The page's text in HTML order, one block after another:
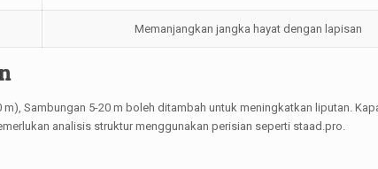
Memanjangkan jangka hayat dengan lapisan
Sambungan 5-20 m boleh ditambah untuk meningkatkan liputan.
analisis struktur menggunakan perisian seperti staad.pro.